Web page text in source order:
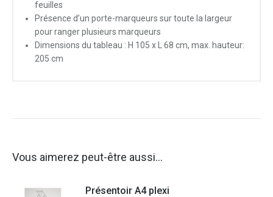
feuilles
Présence d’un porte-marqueurs sur toute la largeur
pour ranger plusieurs marqueurs
Dimensions du tableau : H 105 x L 68 cm, max. hauteur:
205 cm
Vous aimerez peut-être aussi…
Présentoir A4 plexi